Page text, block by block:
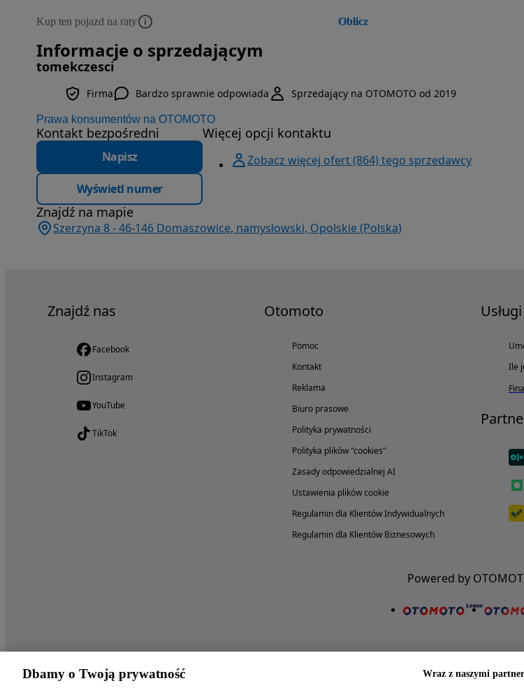
Kup ten pojazd na raty Oblicz
Informacje o sprzedającym
tomekczesci
Firma Bardzo sprawnie odpowiada Sprzedający na OTOMOTO od 2019
Prawa konsumentów na OTOMOTO
Kontakt bezpośredni
Napisz
Wyświetl numer
Więcej opcji kontaktu
Zobacz więcej ofert (864) tego sprzedawcy
Znajdź na mapie
Szerzyna 8 - 46-146 Domaszowice, namysłowski, Opolskie (Polska)
Znajdź nas
Facebook
Instagram
YouTube
TikTok
Otomoto
Pomoc
Kontakt
Reklama
Biuro prasowe
Polityka prywatności
Polityka plików "cookies"
Zasady odpowiedzialnej AI
Ustawienia plików cookie
Regulamin dla Klientów Indywidualnych
Regulamin dla Klientów Biznesowych
Ile
Powered by
Dbamy o Twoją prywatność Wraz z naszymi